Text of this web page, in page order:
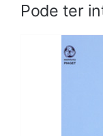
Pode ter